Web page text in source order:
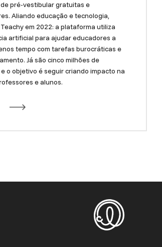
pré-vestibular gratuitas e
Aliando educação e tecnologia,
em 2022: a plataforma utiliza
artificial para ajudar educadores a
tempo com tarefas burocráticas e
Já são cinco milhões de
o objetivo é seguir criando impacto na
e alunos.